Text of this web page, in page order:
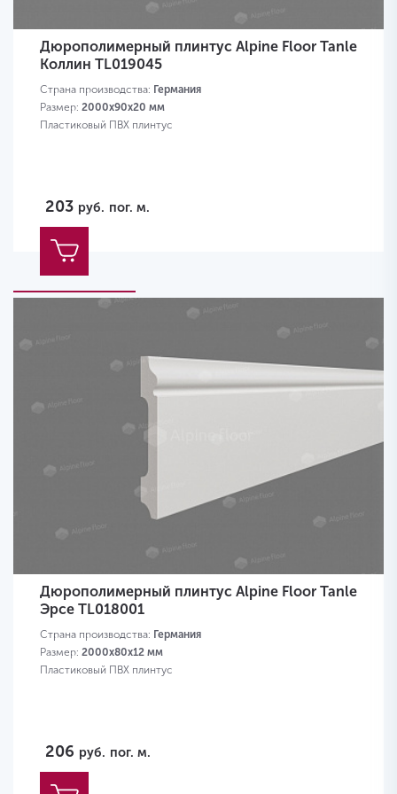
Дюрополимерный плинтус Alpine Floor Tanle
Коллин TL019045
Страна производства: Германия
Размер: 2000х90x20 мм
Пластиковый ПВХ плинтус
203 руб. пог. м.
Дюрополимерный плинтус Alpine Floor Tanle
Эрсе TL018001
Страна производства: Германия
Размер: 2000х80x12 мм
Пластиковый ПВХ плинтус
206 руб. пог. м.